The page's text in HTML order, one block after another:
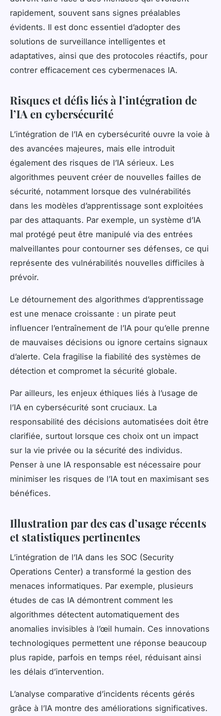
rapidement, souvent sans signes préalables
évidents. Il est donc essentiel d’adopter des
solutions de surveillance intelligentes et
adaptatives, ainsi que des protocoles réactifs, pour
contrer efficacement ces cybermenaces IA.
Risques et défis liés à l’intégration de
l’IA en cybersécurité
L’intégration de l’IA en cybersécurité ouvre la voie à
des avancées majeures, mais elle introduit
également des risques de l’IA sérieux. Les
algorithmes peuvent créer de nouvelles failles de
sécurité, notamment lorsque des vulnérabilités
dans les modèles d’apprentissage sont exploitées
par des attaquants. Par exemple, un système d’IA
mal protégé peut être manipulé via des entrées
malveillantes pour contourner ses défenses, ce qui
représente des vulnérabilités nouvelles difficiles à
prévoir.
Le détournement des algorithmes d’apprentissage
est une menace croissante : un pirate peut
influencer l’entraînement de l’IA pour qu’elle prenne
de mauvaises décisions ou ignore certains signaux
d’alerte. Cela fragilise la fiabilité des systèmes de
détection et compromet la sécurité globale.
Par ailleurs, les enjeux éthiques liés à l’usage de
l’IA en cybersécurité sont cruciaux. La
responsabilité des décisions automatisées doit être
clarifiée, surtout lorsque ces choix ont un impact
sur la vie privée ou la sécurité des individus.
Penser à une IA responsable est nécessaire pour
minimiser les risques de l’IA tout en maximisant ses
bénéfices.
Illustration par des cas d’usage récents
et statistiques pertinentes
L’intégration de l’IA dans les SOC (Security
Operations Center) a transformé la gestion des
menaces informatiques. Par exemple, plusieurs
études de cas IA démontrent comment les
algorithmes détectent automatiquement des
anomalies invisibles à l’œil humain. Ces innovations
technologiques permettent une réponse beaucoup
plus rapide, parfois en temps réel, réduisant ainsi
les délais d’intervention.
L’analyse comparative d’incidents récents gérés
grâce à l’IA montre des améliorations significatives.